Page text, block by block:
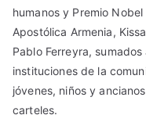
humanos y Premio
Apostólica Armenia,
Pablo Ferreyra,
instituciones de la
jóvenes, niños y
carteles.